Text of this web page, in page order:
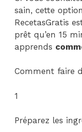
sain, cette
RecetasGratis
prêt qu’en 15
apprends
Comment faire
1
Préparez les